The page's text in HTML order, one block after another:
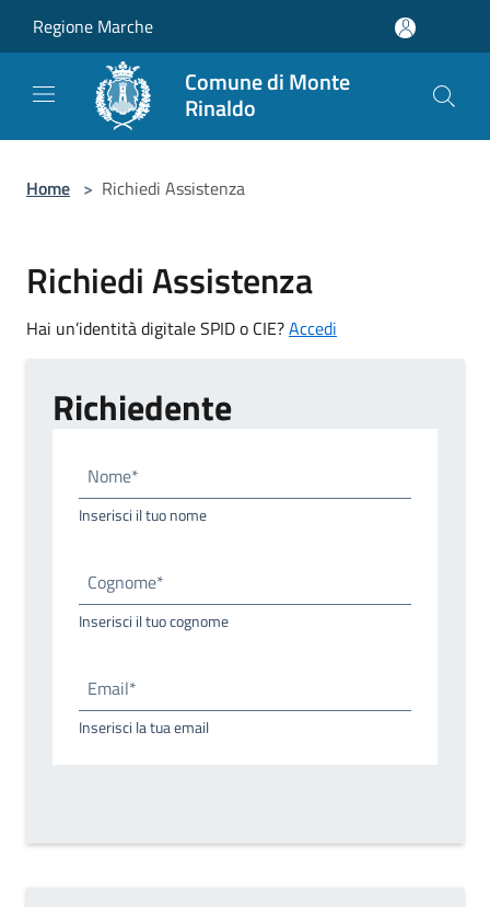
Regione Marche
Comune di Monte
Rinaldo
Home > Richiedi Assistenza
Richiedi Assistenza
Hai un’identità digitale SPID o CIE?Accedi
Richiedente
Nome*
Inserisci il tuo nome
Cognome*
Inserisci il tuo cognome
Email*
Inserisci la tua email